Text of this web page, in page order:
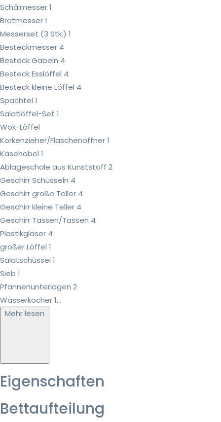
Schälmesser 1
Brotmesser 1
Messerset (3 Stk.) 1
Besteckmesser 4
Besteck Gabeln 4
Besteck Esslöffel 4
Besteck kleine Löffel 4
Spachtel 1
Salatlöffel-Set 1
Wok-Löffel
Korkenzieher/Flaschenöffner 1
Käsehobel 1
Ablageschale aus Kunststoff 2
Geschirr Schüsseln 4
Geschirr große Teller 4
Geschirr kleine Teller 4
Geschirr Tassen/Tassen 4
Plastikgläser 4
großer Löffel 1
Salatschüssel 1
Sieb 1
Pfannenunterlagen 2
Wasserkocher 1...
Mehr lesen
Eigenschaften
Bettaufteilung